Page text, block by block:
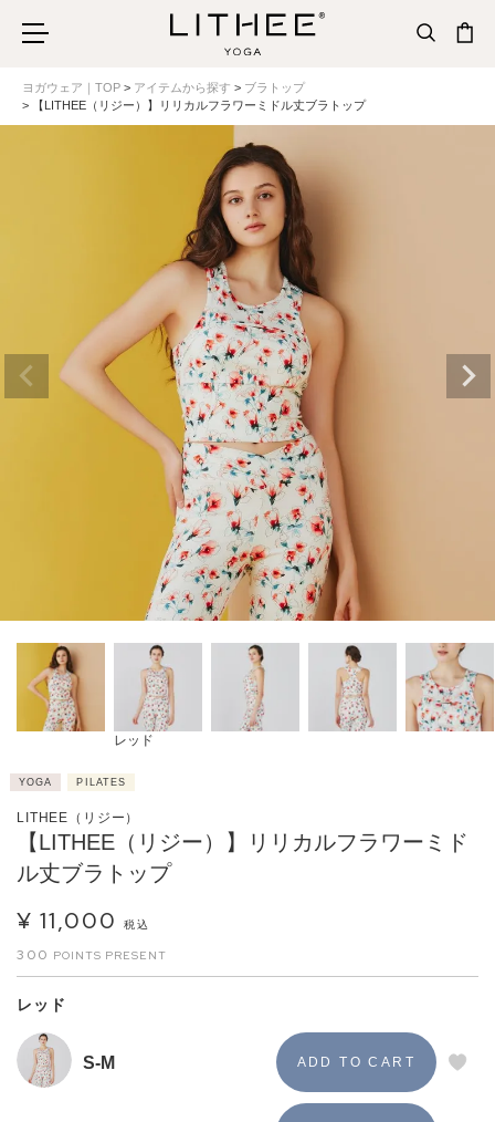
ヨガウェア｜TOP アイテムから探す
ブラトップ
【LITHEE（リジー）】リリカルフラワーミドル丈ブラトップ
レッド
YOGA PILATES
LITHEE（リジー）
【LITHEE（リジー）】リリカルフラワーミド
ル丈ブラトップ
¥ 11,000 税込
300
レッド
S-M